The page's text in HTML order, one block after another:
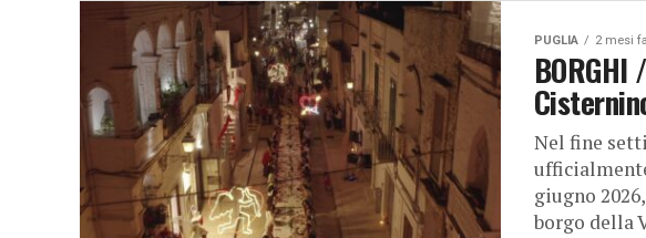
PUGLIA 2 mesi fa
Nel fine
giugno
borgo della